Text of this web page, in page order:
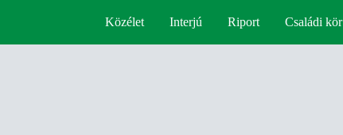
Közélet Interjú Riport Családi kör